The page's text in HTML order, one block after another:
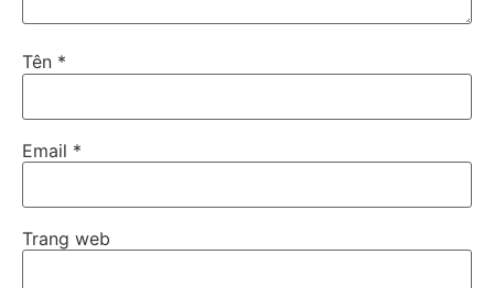
Tên *
Email *
Trang web